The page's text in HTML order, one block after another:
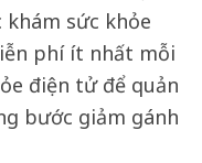
sức khỏe
phí ít nhất mỗi
điện tử để quản
bước giảm gánh